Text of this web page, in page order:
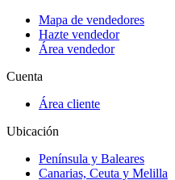
Mapa de vendedores
Hazte vendedor
Área vendedor
Cuenta
Área cliente
Ubicación
Península y Baleares
Canarias, Ceuta y Melilla